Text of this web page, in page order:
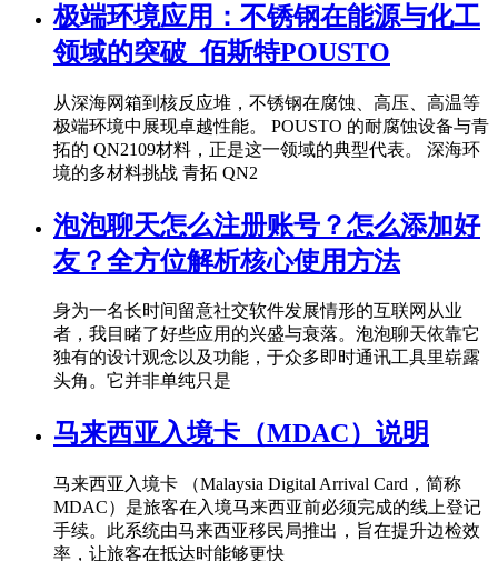
极端环境应用：不锈钢在能源与化工
领域的突破_佰斯特POUSTO
从深海网箱到核反应堆，不锈钢在腐蚀、高压、高温等
极端环境中展现卓越性能。 POUSTO 的耐腐蚀设备与青
拓的 QN2109材料，正是这一领域的典型代表。 深海环
境的多材料挑战 青拓 QN2
泡泡聊天怎么注册账号？怎么添加好
友？全方位解析核心使用方法
身为一名长时间留意社交软件发展情形的互联网从业
者，我目睹了好些应用的兴盛与衰落。泡泡聊天依靠它
独有的设计观念以及功能，于众多即时通讯工具里崭露
头角。它并非单纯只是
马来西亚入境卡（MDAC）说明
马来西亚入境卡 （Malaysia Digital Arrival Card，简称
MDAC）是旅客在入境马来西亚前必须完成的线上登记
手续。此系统由马来西亚移民局推出，旨在提升边检效
率，让旅客在抵达时能够更快